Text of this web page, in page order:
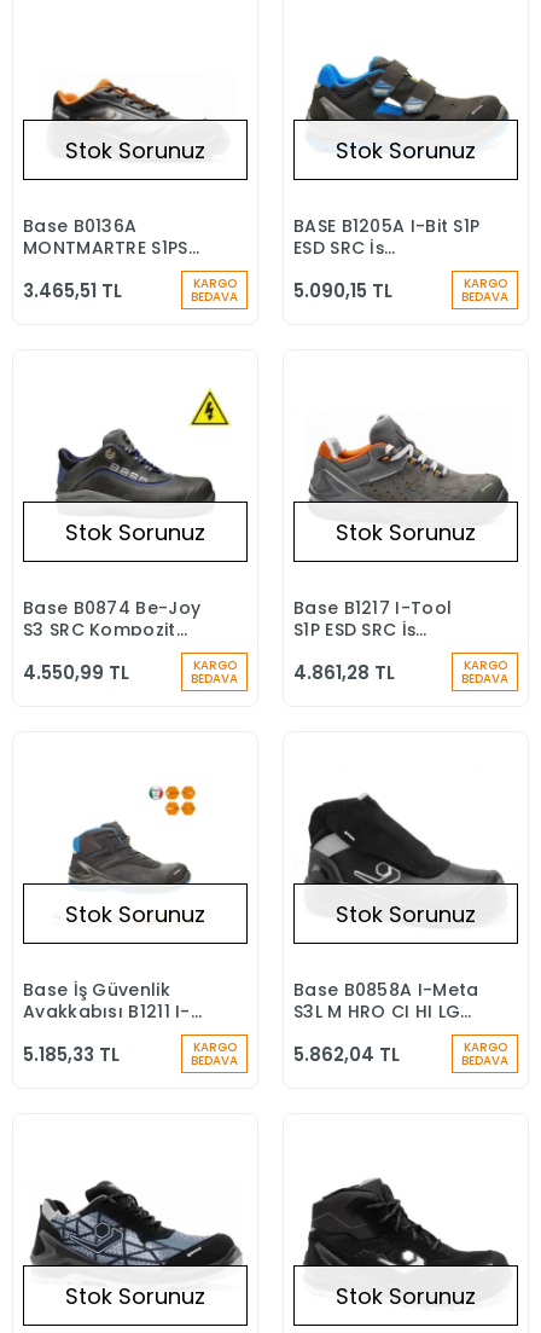
Stokta Yok
Stok Sorunuz
Base B0136A
MONTMARTRE S1PS
Ayakkabısı
3.465,51 TL KARGO
BEDAVA
Stokta Yok
Stok Sorunuz
BASE B1205A I-Bit S1P
ESD SRC İş
5.090,15 TL KARGO
BEDAVA
Stokta Yok
Stok Sorunuz
Base B0874 Be-Joy
S3 SRC Kompozit
Ayakkabısı
4.550,99 TL KARGO
BEDAVA
Stokta Yok
Stok Sorunuz
Base B1217 I-Tool
S1P ESD SRC İş
Güvenliği Ayakkabısı
4.861,28 TL KARGO
BEDAVA
Stokta Yok
Stok Sorunuz
Base İş Güvenlik
Ayakkabısı B1211 I-
Robox Top S3 Esd Cı
5.185,33 TL KARGO
BEDAVA
Stokta Yok
Stok Sorunuz
Base B0858A I-Meta
S3L M HRO CI HI LG
SC FO SR Kompozit
Metatarsal Koruma
5.862,04 TL KARGO
BEDAVA
Stok Sorunuz Stok Sorunuz